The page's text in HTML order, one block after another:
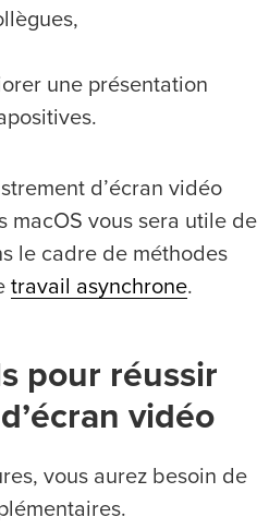
une présentation
d’écran vidéo
macOS vous sera utile de
le cadre de méthodes
travail asynchrone.
pour réussir
vidéo
vous aurez besoin de